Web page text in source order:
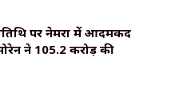
पर नेमरा में आदमकद
ने 105.2 करोड़ की